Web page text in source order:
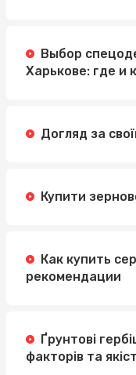
Выбор
Харькове: где и
Догляд за
Купити
Как купить
рекомендации
Ґрунтові
факторів та